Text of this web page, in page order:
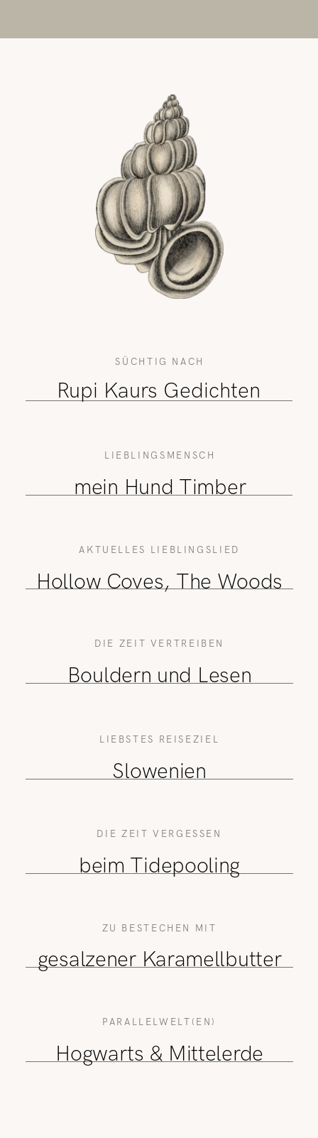
LIEBSTES REISEZIEL
SÜCHTIG NACH
Slowenien
Rupi Kaurs Gedichten
DIE ZEIT VERGESSEN
LIEBLINGSMENSCH
beim Tidepooling
mein Hund Timber
ZU BESTECHEN MIT
AKTUELLES LIEBLINGSLIED
gesalzener Karamellbutter
Hollow Coves, The Woods
PARALLELWELT(EN)
DIE ZEIT VERTREIBEN
Hogwarts & Mittelerde
Bouldern und Lesen